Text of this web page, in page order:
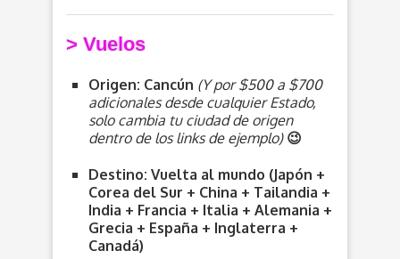
> Vuelos
Origen: Cancún (Y por $500 a $700
adicionales desde cualquier Estado,
solo cambia tu ciudad de origen
dentro de los links de ejemplo)😉
Destino: Vuelta al mundo (Japón +
Corea del Sur + China + Tailandia +
India + Francia + Italia + Alemania +
Grecia + España + Inglaterra +
Canadá)